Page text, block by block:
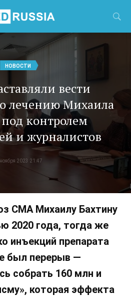
НОВОСТИ
вести
лечению Михаила
контролем
и журналистов
2023 21:47
СМА Михаилу Бахтину
2020 года, тогда же
инъекций препарата
был перерыв —
собрать 160 млн и
которая эффекта